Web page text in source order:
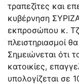
τραπεζίτες και
κυβέρνηση
εκπροσώπου κ.
πλειστηριασμοί
Σημειώνεται ότι
κατοικίες,
υπολογίζεται σε